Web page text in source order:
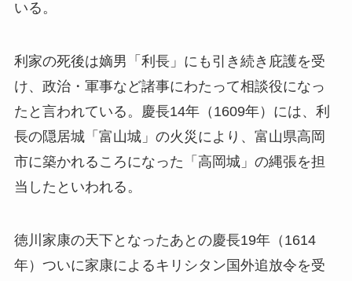
いる。
利家の死後は嫡男「利長」にも引き続き庇護を受
け、政治・軍事など諸事にわたって相談役になっ
たと言われている。慶長14年（1609年）には、利
長の隠居城「富山城」の火災により、富山県高岡
市に築かれるころになった「高岡城」の縄張を担
当したといわれる。
徳川家康の天下となったあとの慶長19年（1614
年）ついに家康によるキリシタン国外追放令を受